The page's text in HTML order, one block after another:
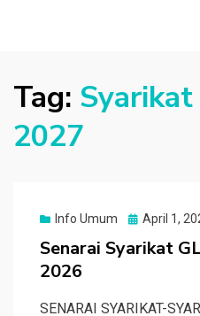
Tag: Syarikat
2027
Info Umum
Posted
April 1,
Senarai Syarikat
2026
SENARAI SYARIKAT-